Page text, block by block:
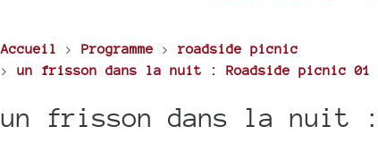
Accueil > Programme > roadside picnic
> un frisson dans la nuit : Roadside picnic 01
un frisson dans la nuit :